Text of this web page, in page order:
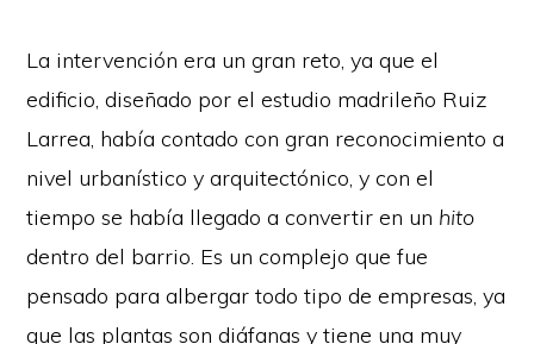
La intervención era un gran reto, ya que el
edificio, diseñado por el estudio madrileño Ruiz
Larrea, había contado con gran reconocimiento a
nivel urbanístico y arquitectónico, y con el
tiempo se había llegado a convertir en un hito
dentro del barrio. Es un complejo que fue
pensado para albergar todo tipo de empresas, ya
que las plantas son diáfanas y tiene una muy